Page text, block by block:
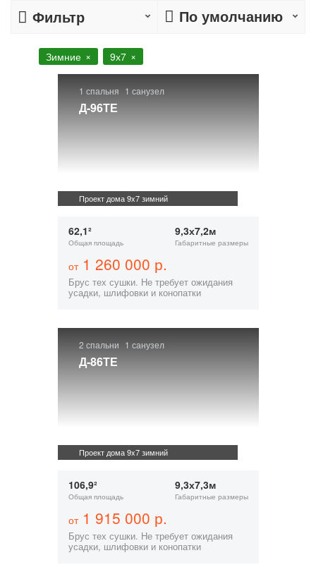
Фильтр По умолчанию
Зимние 9х7
1 спальня 1 санузел
Д-96ТЕ
Проект дома 9x7 зимний
62,1²
Общая площадь
9,3х7,2м
Габаритные размеры
от1 260 000 р.
Брус тех сушки. Не требует ожидания
усадки, шлифовки и конопатки
2 спальни 1 санузел
Д-86ТЕ
Проект дома 9x7 зимний
106,9²
Общая площадь
9,3х7,3м
Габаритные размеры
от1 915 000 р.
Брус тех сушки. Не требует ожидания
усадки, шлифовки и конопатки